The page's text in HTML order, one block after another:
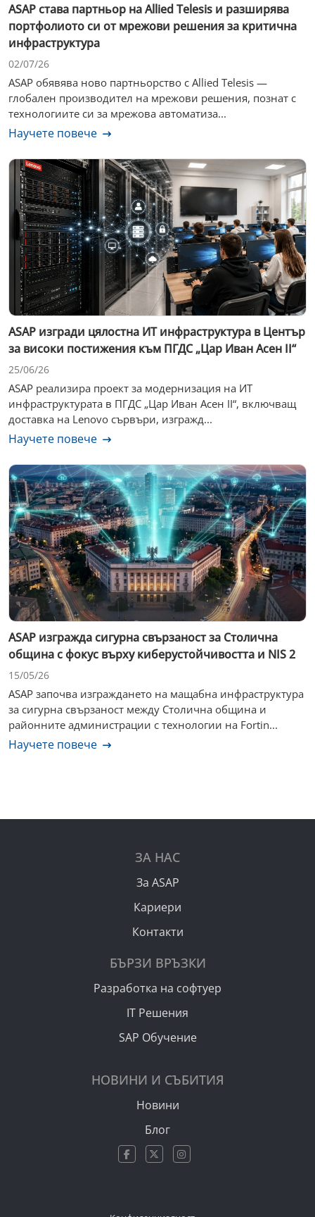
ASAP става партньор на Allied Telesis и разширява
портфолиото си от мрежови решения за критична
инфраструктура
02/07/26
ASAP обявява ново партньорство с Allied Telesis —
глобален производител на мрежови решения, познат с
технологиите си за мрежова автоматиза...
Научете повече
ASAP изгради цялостна ИТ инфраструктура в Център
за високи постижения към ПГДС „Цар Иван Асен II“
25/06/26
ASAP реализира проект за модернизация на ИТ
инфраструктурата в ПГДС „Цар Иван Асен II“, включващ
доставка на Lenovo сървъри, изгражд...
Научете повече
ASAP изгражда сигурна свързаност за Столична
община с фокус върху киберустойчивостта и NIS 2
15/05/26
ASAP започва изграждането на мащабна инфраструктура
за сигурна свързаност между Столична община и
районните администрации с технологии на Fortin...
Научете повече
ЗА НАС
За ASAP
Кариери
Контакти
БЪРЗИ ВРЪЗКИ
Разработка на софтуер
IT Решения
SAP Обучение
НОВИНИ И СЪБИТИЯ
Новини
Блог